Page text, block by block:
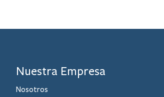
Nuestra Empresa
Nosotros